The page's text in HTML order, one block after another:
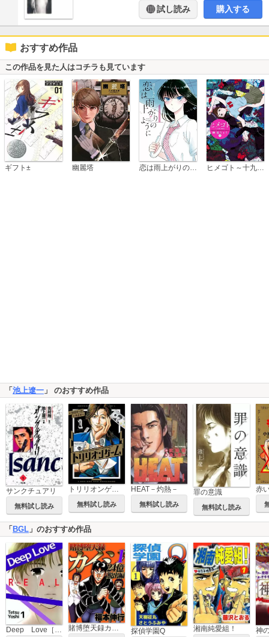
試し読み 購入する
おすすめ作品
この作品を見た人はコチラも見ています
ギフト± 幽麗塔 恋は雨上がりのように ヒメゴト～十九歳の制服～
「 池上遼一 」 のおすすめ作品
サンクチュアリ
無料試し読み
トリリオンゲーム
無料試し読み
HEAT－灼熱－
無料試し読み
罪の意識
無料試し読み
「 BGL 」のおすすめ作品
Deep Love［REAL] 賭博堕天録カイジ 24億脱出編 探偵学園Q 湘南純愛組！ 神